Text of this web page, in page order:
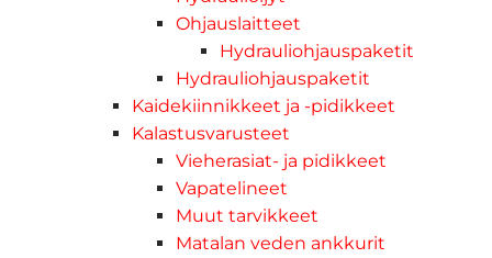
Ohjauslaitteet
Hydrauliohjauspaketit
Hydrauliohjauspaketit
Kaidekiinnikkeet ja -pidikkeet
Kalastusvarusteet
Vieherasiat- ja pidikkeet
Vapatelineet
Muut tarvikkeet
Matalan veden ankkurit